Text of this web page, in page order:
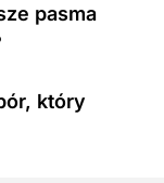
pasma
który